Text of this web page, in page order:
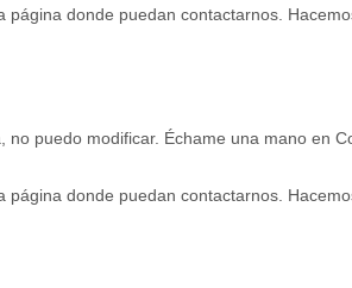
donde puedan contactarnos.
puedo modificar. Échame una mano en
donde puedan contactarnos.